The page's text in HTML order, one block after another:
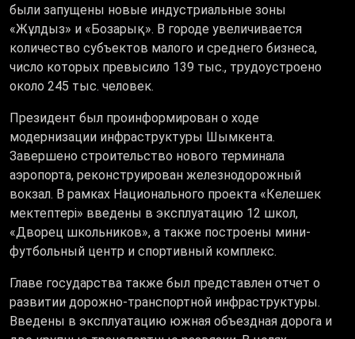
были запущены новые индустриальные зоны
«Жұлдыз» и «Бозарық». В городе увеличивается
количество субъектов малого и среднего бизнеса,
число которых превысило 139 тыс., трудоустроено
около 245 тыс. человек.
Президент был проинформирован о ходе
модернизации инфраструктуры Шымкента.
Завершено строительство нового терминала
аэропорта, реконструирован железнодорожный
вокзал. В рамках Национального проекта «Келешек
мектептері» введены в эксплуатацию 12 школ,
«Дворец школьников», а также построены мини-
футбольный центр и спортивный комплекс.
Главе государства также был представлен отчет о
развитии дорожно-транспортной инфраструктуры.
Введены в эксплуатацию южная объездная дорога и